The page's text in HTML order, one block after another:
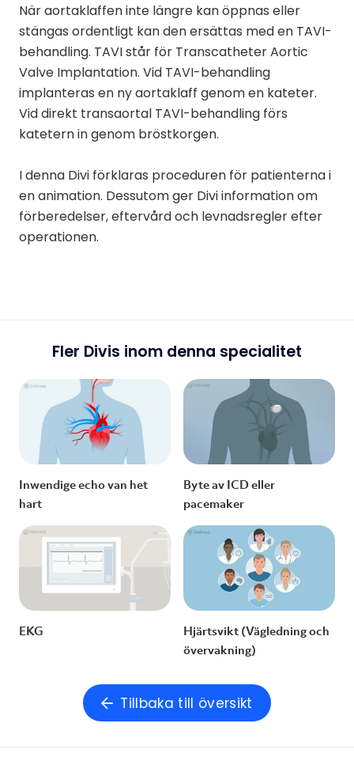
När aortaklaffen inte längre kan öppnas eller
stängas ordentligt kan den ersättas med en TAVI-
behandling. TAVI står för Transcatheter Aortic
Valve Implantation. Vid TAVI-behandling
implanteras en ny aortaklaff genom en kateter.
Vid direkt transaortal TAVI-behandling förs
katetern in genom bröstkorgen.
I denna Divi förklaras proceduren för patienterna i
en animation. Dessutom ger Divi information om
förberedelser, eftervård och levnadsregler efter
operationen.
Fler Divis inom denna specialitet
Inwendige echo van het
hart
Byte av ICD eller
pacemaker
EKG
Hjärtsvikt (Vägledning och
övervakning)
Tillbaka till översikt